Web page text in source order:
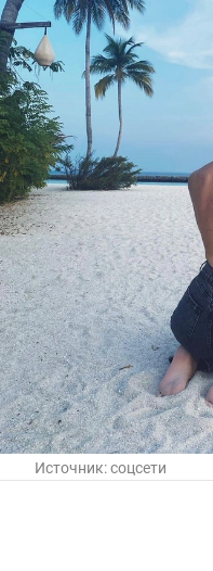
Источник:соцсети